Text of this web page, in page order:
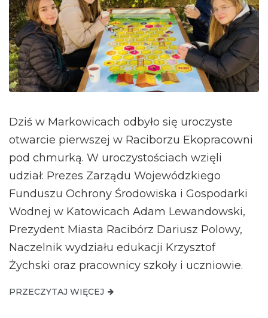
Dziś w Markowicach odbyło się uroczyste
otwarcie pierwszej w Raciborzu Ekopracowni
pod chmurką. W uroczystościach wzięli
udział: Prezes Zarządu Wojewódzkiego
Funduszu Ochrony Środowiska i Gospodarki
Wodnej w Katowicach Adam Lewandowski,
Prezydent Miasta Racibórz Dariusz Polowy,
Naczelnik wydziału edukacji Krzysztof
Żychski oraz pracownicy szkoły i uczniowie.
PRZECZYTAJ WIĘCEJ